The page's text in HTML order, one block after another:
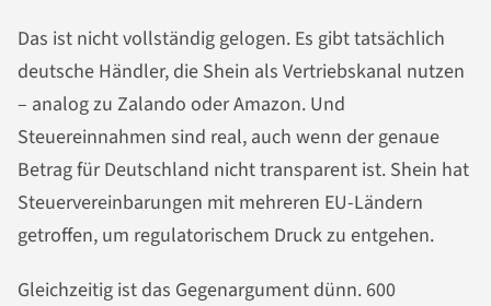
Das ist nicht vollständig gelogen. Es gibt tatsächlich
deutsche Händler, die Shein als Vertriebskanal nutzen
– analog zu Zalando oder Amazon. Und
Steuereinnahmen sind real, auch wenn der genaue
Betrag für Deutschland nicht transparent ist. Shein hat
Steuervereinbarungen mit mehreren EU-Ländern
getroffen, um regulatorischem Druck zu entgehen.
Gleichzeitig ist das Gegenargument dünn. 600